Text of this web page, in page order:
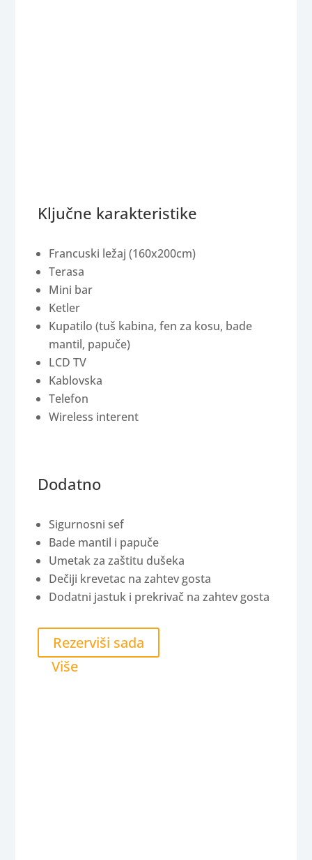
Ključne karakteristike
Francuski ležaj (160x200cm)
Terasa
Mini bar
Ketler
Kupatilo (tuš kabina, fen za kosu, bade
mantil, papuče)
LCD TV
Kablovska
Telefon
Wireless interent
Dodatno
Sigurnosni sef
Bade mantil i papuče
Umetak za zaštitu dušeka
Dečiji krevetac na zahtev gosta
Dodatni jastuk i prekrivač na zahtev gosta
Rezerviši sada
Više